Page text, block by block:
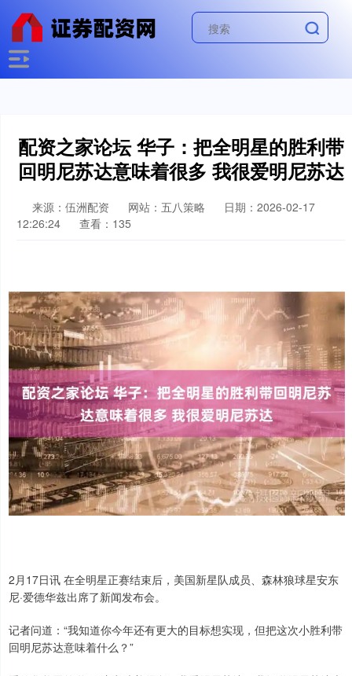
配资之家论坛 华子：把全明星的胜利带
回明尼苏达意味着很多 我很爱明尼苏达
来源：伍洲配资 网站：五八策略
日期：2026-02-17
12:26:24
查看：135
2月17日讯 在全明星正赛结束后，美国新星队成员、森林狼球星安东
尼·爱德华兹出席了新闻发布会。
记者问道：“我知道你今年还有更大的目标想实现，但把这次小胜利带
回明尼苏达意味着什么？”